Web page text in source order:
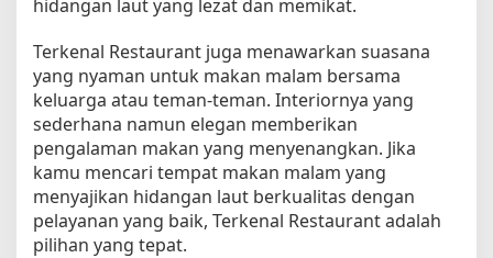
hidangan laut yang lezat dan memikat.
Terkenal Restaurant juga menawarkan suasana
yang nyaman untuk makan malam bersama
keluarga atau teman-teman. Interiornya yang
sederhana namun elegan memberikan
pengalaman makan yang menyenangkan. Jika
kamu mencari tempat makan malam yang
menyajikan hidangan laut berkualitas dengan
pelayanan yang baik, Terkenal Restaurant adalah
pilihan yang tepat.